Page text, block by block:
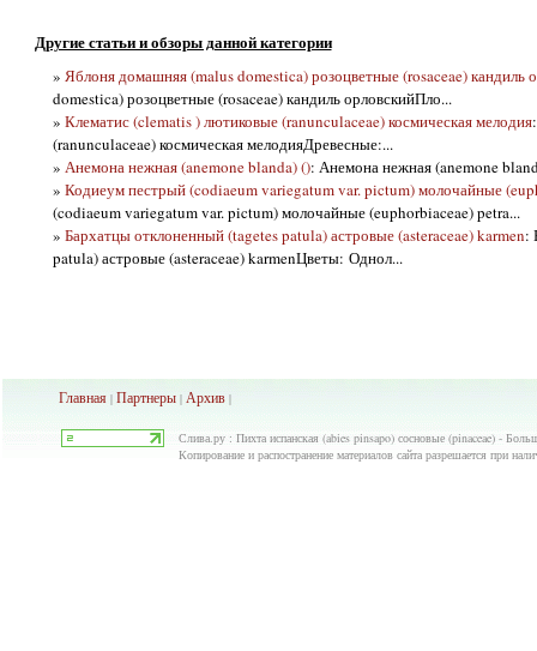
Другие статьи и обзоры данной категории
» Яблоня домашняя (malus domestica) розоцветные (rosaceae) кандиль
domestica) розоцветные (rosaceae) кандиль орловскийПло...
» Клематис (clematis ) лютиковые (ranunculaceae) космическая мелодия
(ranunculaceae) космическая мелодияДревесные:...
» Анемона нежная (anemone blanda) (): Анемона нежная (anemone
» Кодиеум пестрый (codiaeum variegatum var. pictum) молочайные
(codiaeum variegatum var. pictum) молочайные (euphorbiaceae) petra...
» Бархатцы отклоненный (tagetes patula) астровые (asteraceae) karmen:
patula) астровые (asteraceae) karmenЦветы: Однол...
Главная| Партнеры| Архив|
Слива.ру : Пихта испанская (abies pinsapo) сосновые (pinaceae) -
Копирование и распостранение материалов сайта разрешается при